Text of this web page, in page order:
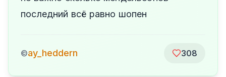
последний всё равно шопен
©ay_heddern 308